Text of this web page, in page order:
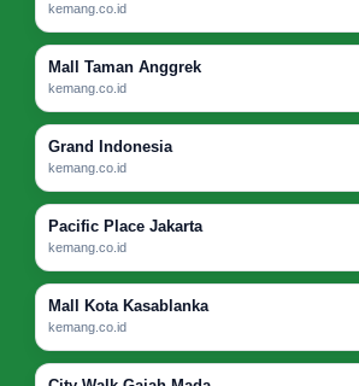
kemang.co.id
Mall Taman Anggrek
kemang.co.id
Grand Indonesia
kemang.co.id
Pacific Place Jakarta
kemang.co.id
Mall Kota Kasablanka
kemang.co.id